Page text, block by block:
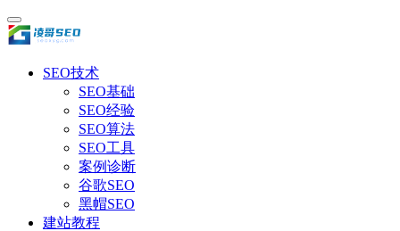
SEO技术
SEO基础
SEO经验
SEO算法
SEO工具
案例诊断
谷歌SEO
黑帽SEO
建站教程